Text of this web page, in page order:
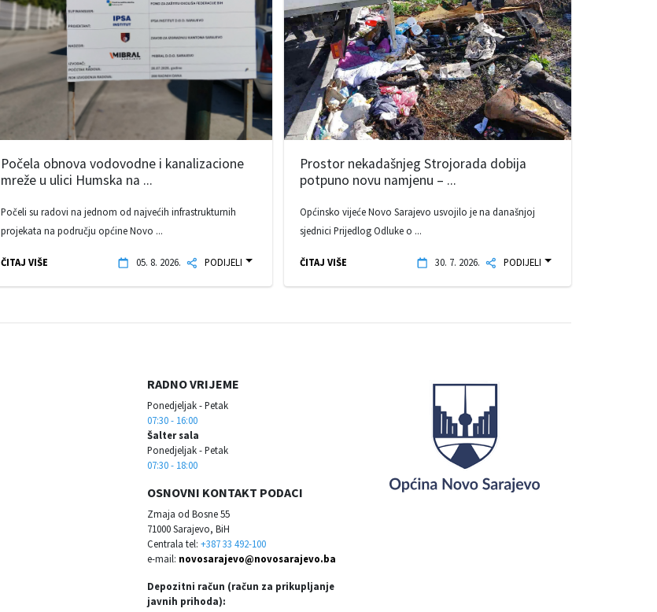
Počela obnova vodovodne i kanalizacione
mreže u ulici Humska na ...
Počeli su radovi na jednom od najvećih infrastrukturnih
projekata na području općine Novo ...
ČITAJ VIŠE 05. 8. 2026. PODIJELI
Prostor nekadašnjeg Strojorada dobija
potpuno novu namjenu – ...
Općinsko vijeće Novo Sarajevo usvojilo je na današnjoj
sjednici Prijedlog Odluke o ...
ČITAJ VIŠE 30. 7. 2026. PODIJELI
RADNO VRIJEME
Ponedjeljak - Petak
07:30 - 16:00
Šalter sala
Ponedjeljak - Petak
07:30 - 18:00
OSNOVNI KONTAKT PODACI
Zmaja od Bosne 55
71000 Sarajevo, BiH
Centrala tel: +387 33 492-100
e-mail: novosarajevo@novosarajevo.ba
Depozitni račun (račun za prikupljanje
javnih prihoda):